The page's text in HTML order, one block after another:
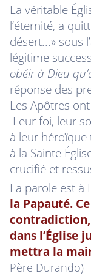
La véritable
l’éternité, a
désert...» sous
légitime
obéir à Dieu
réponse des
Les Apôtres
Leur foi, leur
à leur
à la Sainte
crucifié et
La parole est à
la Papauté.
dans l’Église
mettra la
Père Durando)